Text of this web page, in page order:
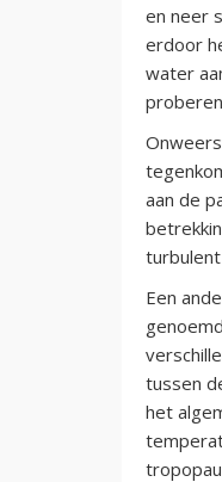
en neer
erdoor
water
aan de
Een
tussen
het